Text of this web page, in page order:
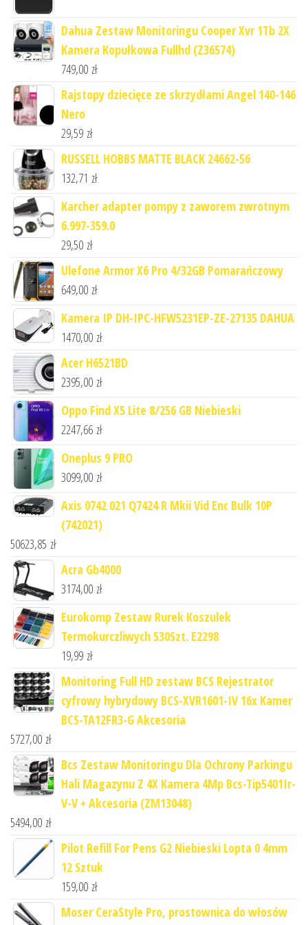
Dahua Zestaw Monitoringu Cooper Xvr 1Tb 2X
Kamera Kopułkowa Fullhd (Z36574)
749,00 zł
Rajstopy dziecięce ze skrzydłami Angel 140-146
Nero
29,59 zł
RUSSELL HOBBS MATTE BLACK 24662-56
132,71 zł
Karcher adapter pompy z zaworem zwrotnym
6.997-359.0
29,50 zł
Ulefone Armor X6 Pro 4/32GB Pomarańczowy
649,00 zł
Kamera IP DH-IPC-HFW5231EP-ZE-27135 DAHUA
1470,00 zł
Acer H6521BD
2395,00 zł
Oppo Find X5 Lite 8/256 GB Niebieski
2247,66 zł
Oneplus 9 PRO
3099,00 zł
Axis 0742 021 Q7424 R Mkii Vid Enc Bulk 10P
(742021)
50623,85 zł
Acra Gb4000
3174,00 zł
Eurokomp Zestaw Rurek Koszulek
Termokurczliwych 530Szt. E2298
19,99 zł
Monitoring Full HD zestaw BCS Rejestrator
cyfrowy hybrydowy BCS-XVR1601-IV 16x Kamer
BCS-TA12FR3-G Akcesoria
5727,00 zł
Bcs Zestaw Monitoringu Dla Ochrony Parkingu
Hali Magazynu Z 4X Kamera 4Mp Bcs-Tip5401Ir-
V-V + Akcesoria (ZM13048)
5494,00 zł
Pilot Refill For Pens G2 Niebieski Lopta 0 4mm
12 Sztuk
159,00 zł
Moser CeraStyle Pro, prostownica do włosów